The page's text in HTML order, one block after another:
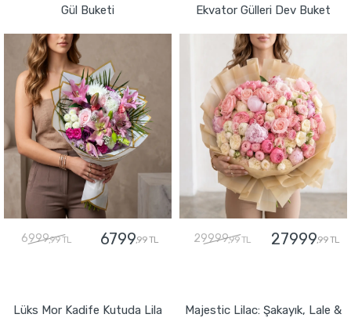
Gül Buketi
6999,99 TL 6799,99 TL
Ekvator Gülleri Dev Buket
29999,99 TL 27999,99 TL
Lüks Mor Kadife Kutuda Lila
Majestic Lilac: Şakayık, Lale &